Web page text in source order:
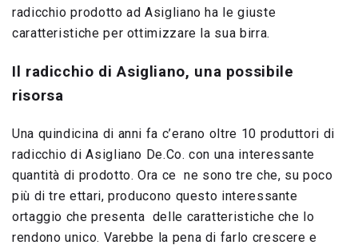
radicchio prodotto ad Asigliano ha le giuste
caratteristiche per ottimizzare la sua birra.
Il radicchio di Asigliano, una possibile
risorsa
Una quindicina di anni fa c’erano oltre 10 produttori di
radicchio di Asigliano De.Co. con una interessante
quantità di prodotto. Ora ce ne sono tre che, su poco
più di tre ettari,producono questo interessante
ortaggio che presenta delle caratteristiche che lo
rendono unico. Varebbe la pena di farlo crescere e